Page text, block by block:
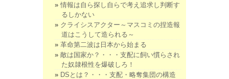
情報は自ら探し自らで考え追求し判断す
るしかない
クライシスアクター～マスコミの捏造報
道はこうして造られる～
革命第二波は日本から始まる
敵は国家か？・・・支配に飼い慣らされ
た奴隷根性を爆破しろ！
DSとは？・・・支配・略奪集団の構造